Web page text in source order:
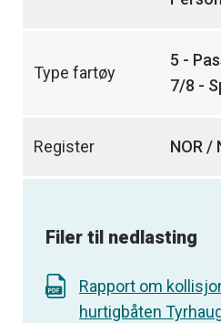
Type fartøy
5 -
7/8 -
Register NOR /
Filer til nedlasting
Rapport om
hurtigbåten